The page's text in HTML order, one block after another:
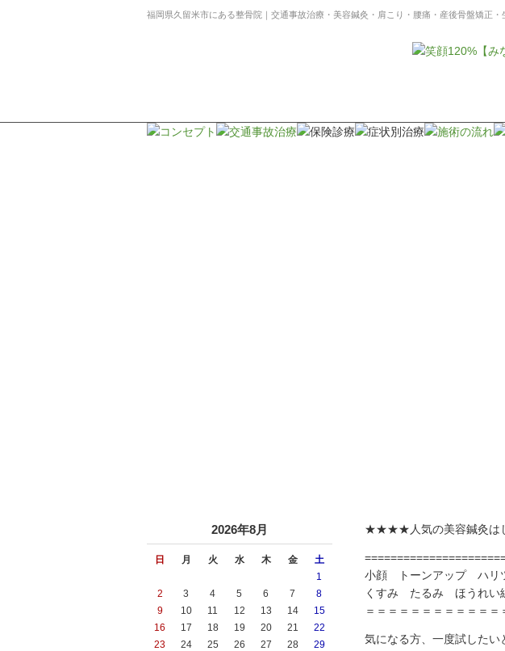
福岡県久留米市にある整骨院｜交通事故治療・美容鍼灸・肩こり・腰痛・産後骨盤矯正・
★★★★人気の美容鍼灸
小顔 トーンアップ ハリ
くすみ たるみ ほうれい
＝＝＝＝＝＝＝＝＝＝＝
気になる方、一度試した
2026年8月
日 月 火 水 木 金 土
1
2
3 4 5 6 7
8
9
10 11 12 13 14
15
16
17 18 19 20 21
22
23
24 25 26 27 28
29